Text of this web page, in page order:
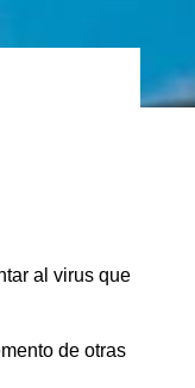
al virus que
de otras